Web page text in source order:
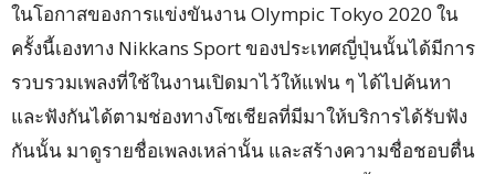
ในโอกาสของการแข่งขันงาน Olympic Tokyo 2020 ใน
ครั้งนี้เองทาง Nikkans Sport ของประเทศญี่ปุ่นนั้นได้มีการ
รวบรวมเพลงที่ใช้ในงานเปิดมาไว้ให้แฟน ๆ ได้ไปค้นหา
และฟังกันได้ตามช่องทางโซเชียลที่มีมาให้บริการได้รับฟัง
กันนั้น มาดูรายชื่อเพลงเหล่านั้น และสร้างความชื่อชอบตื่น